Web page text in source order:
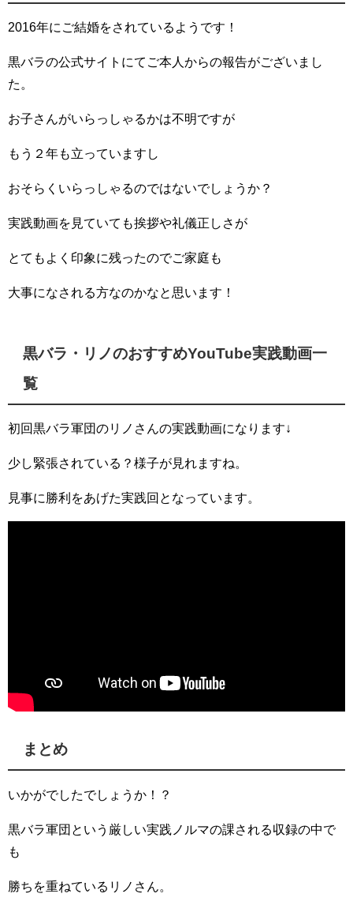
2016年にご結婚をされているようです！
黒バラの公式サイトにてご本人からの報告がございまし
た。
お子さんがいらっしゃるかは不明ですが
もう２年も立っていますし
おそらくいらっしゃるのではないでしょうか？
実践動画を見ていても挨拶や礼儀正しさが
とてもよく印象に残ったのでご家庭も
大事になされる方なのかなと思います！
黒バラ・リノのおすすめYouTube実践動画一
覧
初回黒バラ軍団のリノさんの実践動画になります↓
少し緊張されている？様子が見れますね。
見事に勝利をあげた実践回となっています。
まとめ
いかがでしたでしょうか！？
黒バラ軍団という厳しい実践ノルマの課される収録の中で
も
勝ちを重ねているリノさん。